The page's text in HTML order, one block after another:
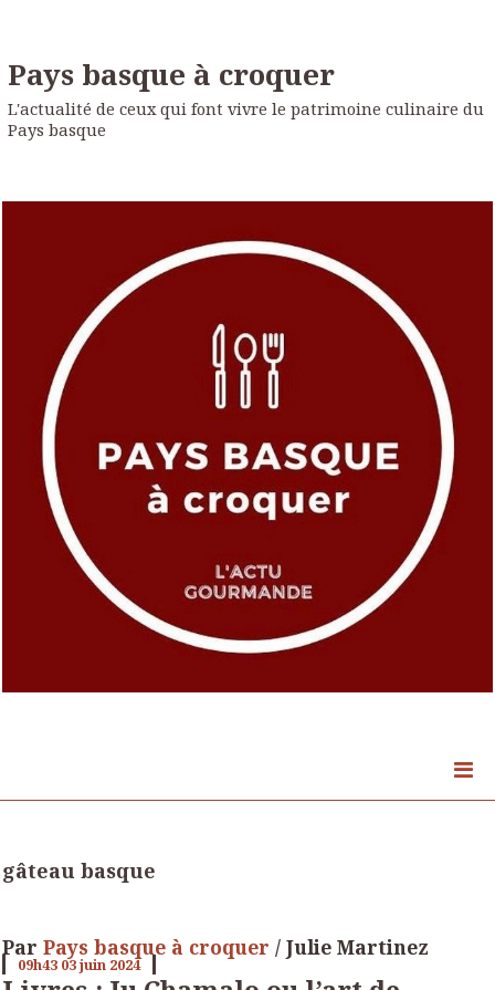
Pays basque à croquer
L'actualité de ceux qui font vivre le patrimoine culinaire du
Pays basque
gâteau basque
Par Pays basque à croquer / Julie Martinez
09h43 03juin 2024